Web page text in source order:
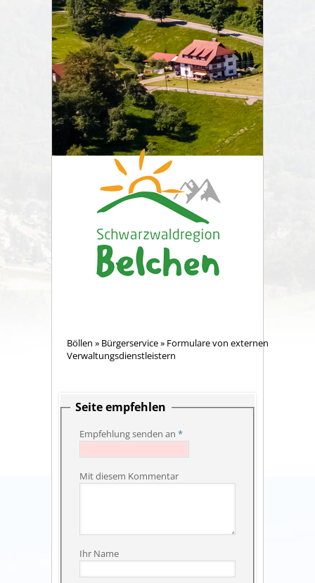
Böllen » Bürgerservice» Formulare von externen
Verwaltungsdienstleistern
Seite empfehlen
Empfehlung senden an *
Mit diesem Kommentar
Ihr Name